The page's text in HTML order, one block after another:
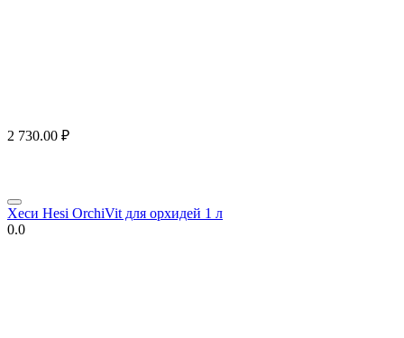
2 730.00 ₽
Хеси Hesi OrchiVit для орхидей 1 л
0.0